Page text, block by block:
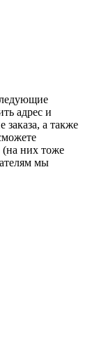
адрес и
а также
(на них тоже
мы